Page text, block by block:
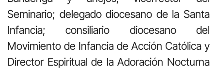
Seminario; delegado diocesano de la Santa
Infancia; consiliario diocesano del
Movimiento de Infancia de Acción Católica y
Director Espiritual de la Adoración Nocturna